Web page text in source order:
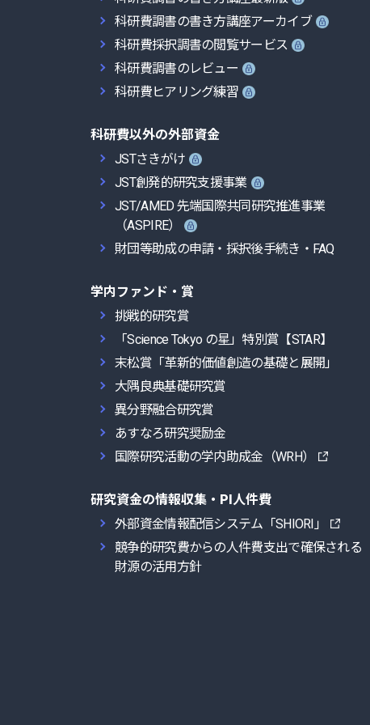
科研費調書の書き方講座アーカイブ
科研費採択調書の閲覧サービス
科研費調書のレビュー
科研費ヒアリング練習
科研費以外の外部資金
JSTさきがけ
JST創発的研究支援事業
JST/AMED 先端国際共同研究推進事業
（ASPIRE）
財団等助成の申請・採択後手続き・FAQ
学内ファンド・賞
挑戦的研究賞
「Science Tokyo の星」特別賞【STAR】
末松賞「革新的価値創造の基礎と展開」
大隅良典基礎研究賞
異分野融合研究賞
あすなろ研究奨励金
国際研究活動の学内助成金（WRH）
研究資金の情報収集・PI人件費
外部資金情報配信システム「SHIORI」
競争的研究費からの人件費支出で確保される
財源の活用方針